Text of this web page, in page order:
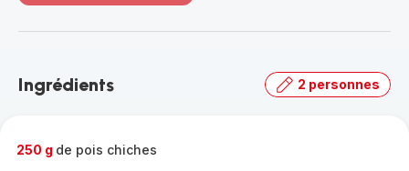
-
gamme
Ingrédients 2 personnes
250 g de pois chiches